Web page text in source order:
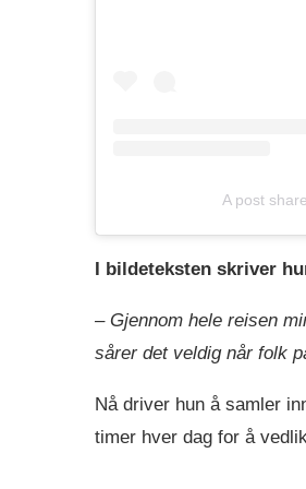
A post
I bildeteksten skriver
– Gjennom hele reisen
sårer det veldig når folk
Nå driver hun å samler
timer hver dag for å